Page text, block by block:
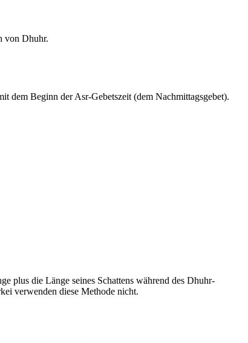
von Dhuhr.
dem Beginn der Asr-Gebetszeit (dem Nachmittagsgebet).
plus die Länge seines Schattens während des Dhuhr-
verwenden diese Methode nicht.